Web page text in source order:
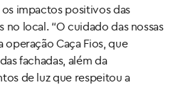
impactos positivos das
local. “O cuidado das nossas
operação Caça Fios, que
fachadas, além da
de luz que respeitou a